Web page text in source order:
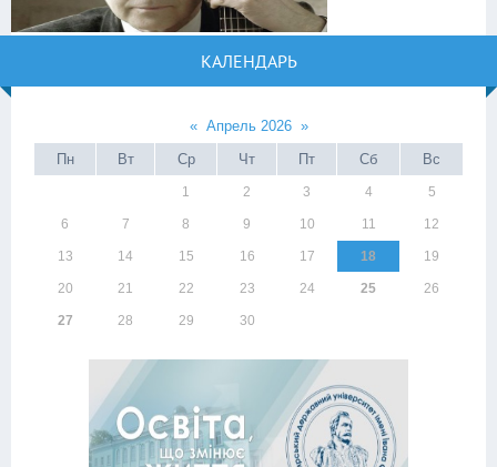
КАЛЕНДАРЬ
« Апрель 2026 »
Пн
Вт Ср Чт Пт Сб Вс
1 2 3 4 5
6 7 8 9 10 11 12
13 14 15 16 17 18 19
20 21 22 23 24 25 26
27 28 29 30